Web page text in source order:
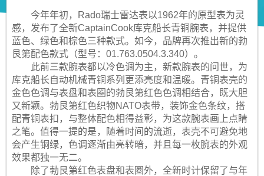
今年年初，Rado瑞士雷达表以1962年的原型表为灵
感，发布了全新CaptainCook库克船长青铜腕表，并提供
蓝色、绿色和棕色三种款式。如今，品牌再次推出新的勃
艮第配色款式（型号：01.763.0504.3.340）。
此前三款腕表都以冷色调为主，新款腕表的问世，为
库克船长自动机械青铜系列更添亮度和温暖。青铜表壳的
金色色调与表盘和表圈的勃艮第红色色调相结合，既大胆
又新颖。勃艮第红色织物NATO表带，装饰金色条纹，搭
配青铜表扣，与整体配色相得益彰，为这款腕表画上点睛
之笔。值得一提的是，随着时间的流逝，表壳不可避免地
会产生铜绿，色调逐渐由亮转暗，并且每一枚腕表的外观
效果都独一无二。
除了勃艮第红色表盘和表圈外，全新时计保留了与年